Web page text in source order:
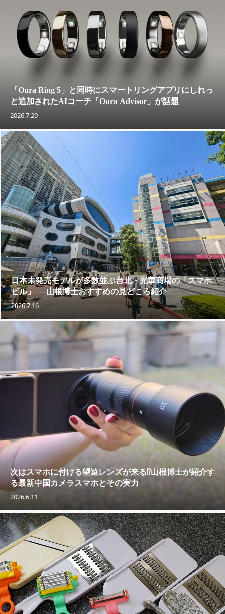
「Oura Ring 5」と同時にスマートリングアプリにしれっ
と追加されたAIコーチ「Oura Advisor」が話題
2026.7.29
日本未発売モデルが多数並ぶ台北・光華商場の「スマホ
ビル」──山根博士おすすめの見どころ紹介
2026.7.16
次はスマホに付ける望遠レンズが来る⁉山根博士が紹介す
る最新中国カメラスマホとその実力
2026.6.11